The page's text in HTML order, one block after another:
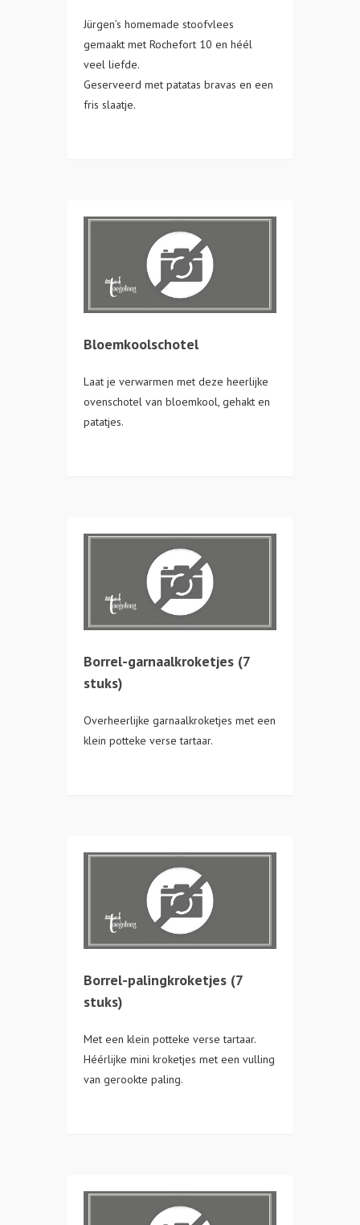
Jürgen’s homemade stoofvlees
gemaakt met Rochefort 10 en héél
veel liefde.
Geserveerd met patatas bravas en een
fris slaatje.
Bloemkoolschotel
Laat je verwarmen met deze heerlijke
ovenschotel van bloemkool, gehakt en
patatjes.
Borrel-garnaalkroketjes (7
stuks)
Overheerlijke garnaalkroketjes met een
klein potteke verse tartaar.
Borrel-palingkroketjes (7
stuks)
Met een klein potteke verse tartaar.
Héérlijke mini kroketjes met een vulling
van gerookte paling.